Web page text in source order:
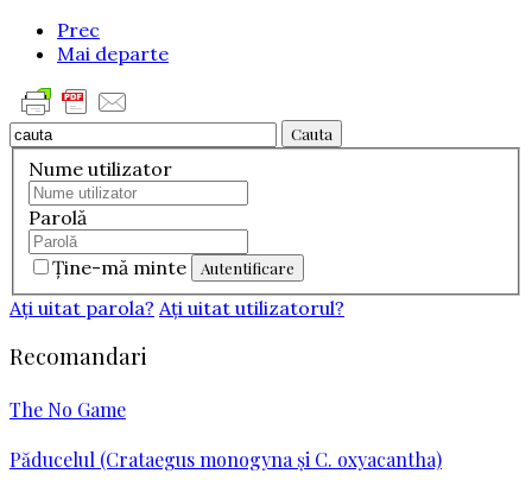
Prec
Mai departe
Cauta
Nume utilizator
Parolă
Ţine-mă minte
Aţi uitat parola? Aţi uitat utilizatorul?
Recomandari
The No Game
Păducelul (Crataegus monogyna şi C. oxyacantha)